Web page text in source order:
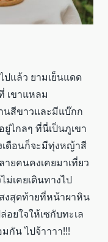
แล้ว ยามเย็นแดด
เขาแหลม
สีขาวและมีแบ๊กก
ยู่ไกลๆ ที่นี่เป็นภูเขา
เดือนก็จะมีทุ่งหญ้าสี
ยคนคงเคยมาเที่ยว
เคยเดินทางไป
งสุดท้ายที่หน้าผาหิน
ยใจให้เซกับทะเล
กัน ไปจ้าาาา!!!